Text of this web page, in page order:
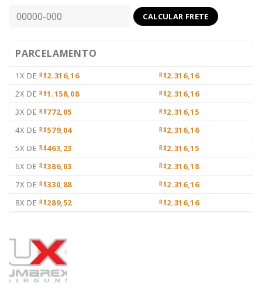
PARCELAMENTO
1X DE R$2.316,16 R$2.316,16
2X DE R$1.158,08 R$2.316,16
3X DE R$772,05 R$2.316,15
4X DE R$579,04 R$2.316,16
5X DE R$463,23 R$2.316,15
6X DE R$386,03 R$2.316,18
7X DE R$330,88 R$2.316,16
8X DE R$289,52 R$2.316,16